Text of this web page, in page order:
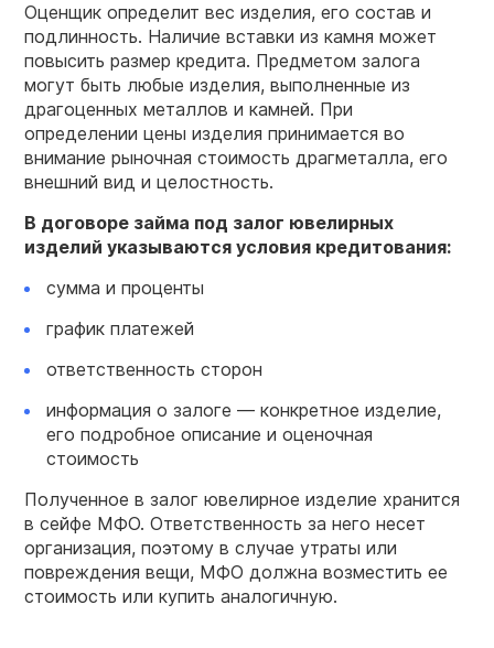
Оценщик определит вес изделия, его состав и
подлинность. Наличие вставки из камня может
повысить размер кредита. Предметом залога
могут быть любые изделия, выполненные из
драгоценных металлов и камней. При
определении цены изделия принимается во
внимание рыночная стоимость драгметалла, его
внешний вид и целостность.
В договоре займа под залог ювелирных
изделий указываются условия кредитования:
сумма и проценты
график платежей
ответственность сторон
информация о залоге — конкретное изделие,
его подробное описание и оценочная
стоимость
Полученное в залог ювелирное изделие хранится
в сейфе МФО. Ответственность за него несет
организация, поэтому в случае утраты или
повреждения вещи, МФО должна возместить ее
стоимость или купить аналогичную.